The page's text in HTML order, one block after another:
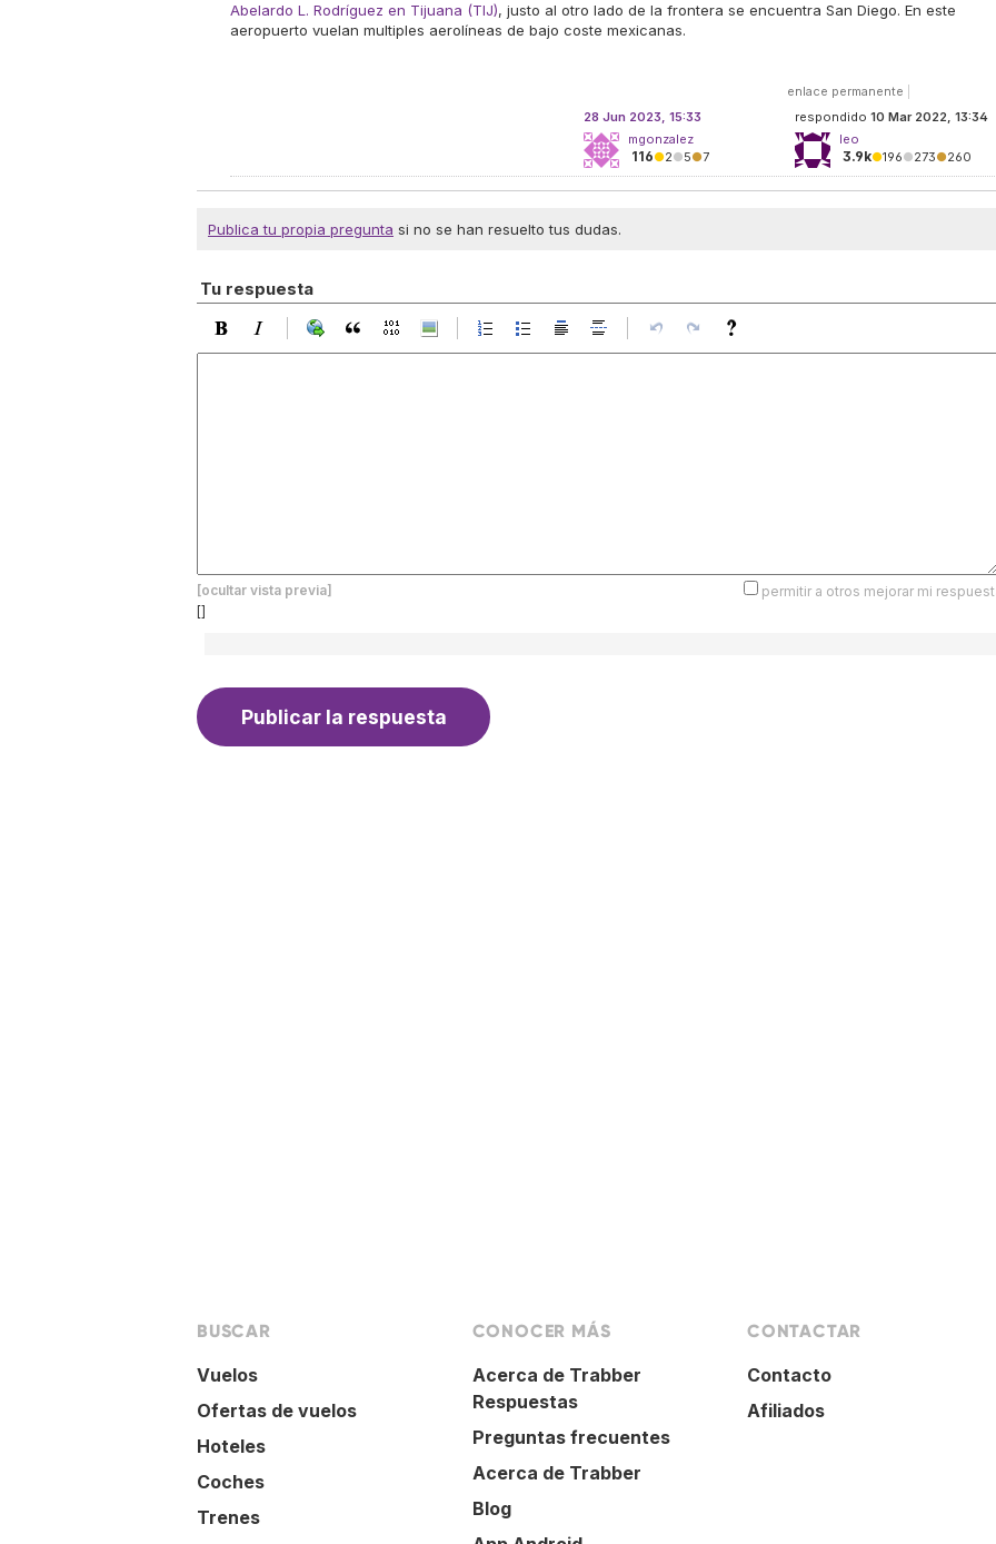
Abelardo L. Rodríguez en Tijuana (TIJ), justo al otro lado de la frontera se encuentra San Diego. En este
aeropuerto vuelan multiples aerolíneas de bajo coste mexicanas.
enlace permanente
respondido 10 Mar 2022, 13:34
leo
3.9k●196●273●260
28 Jun 2023, 15:33
mgonzalez
116●2●5●7
Publica tu propia pregunta si no se han resuelto tus dudas.
Tu respuesta
[ocultar vista previa]
permitir a otros mejorar mi
[]
BUSCAR
Vuelos
Ofertas de vuelos
Hoteles
Coches
Trenes
CONOCER MÁS
Acerca de Trabber
Respuestas
Preguntas frecuentes
Acerca de Trabber
Blog
CONTACTAR
Contacto
Afiliados